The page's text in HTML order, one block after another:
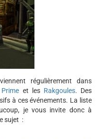
régulièrement dans
et les Rakgoules. Des
à ces événements. La liste
je vous invite donc à
sujet :